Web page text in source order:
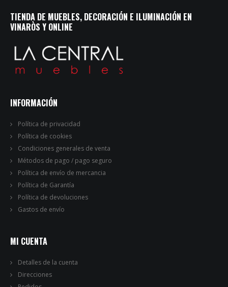
TIENDA DE MUEBLES, DECORACIÓN E ILUMINACIÓN EN
VINARÒS Y ONLINE
INFORMACIÓN
Política de privacidad
Política de cookies
Condiciones generales de venta
Métodos de pago / pago seguro
Política de envío de mercancia
Política de Garantía
Política de devoluciones
Gastos de envío
MI CUENTA
Detalles de la cuenta
Direcciones